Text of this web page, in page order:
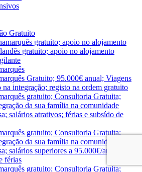
Gratuito
gratuito; apoio no alojamento
gratuito; apoio no alojamento
Gratuito; 95.000€ anual; Viagens
na integração; registo na ordem gratuito
gratuito; Consultoria Gratuita;
da sua família na comunidade
salários atrativos; férias e subsído de
gratuito; Consultoria Gratuita;
da sua família na comunidade
salários superiores a 95.000€/ano; férias
férias
gratuito; Consultoria Gratuita;